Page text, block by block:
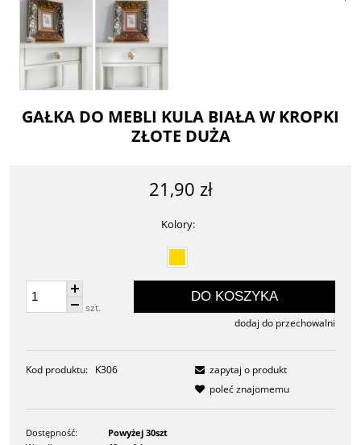
GAŁKA DO MEBLI KULA BIAŁA W KROPKI
ZŁOTE DUŻA
21,90 zł
Kolory:
szt.
DO KOSZYKA
dodaj do przechowalni
Kod produktu: K306
zapytaj o produkt
poleć znajomemu
Dostępność:
Powyżej 30szt